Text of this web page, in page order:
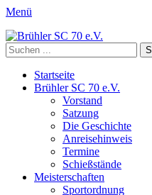
Menü
Brühler SC 70 e.V.
Mitglied des Rheinischen
Deutschen Schützenbundes e.V.
Suchen
nach:
Primäres
Menü
Zum
Inhalt
Startseite
Brühler SC 70 e.V.
Vorstand
Satzung
Die Geschichte
Anreisehinweis
Termine
Schießstände
Meisterschaften
Sportordnung